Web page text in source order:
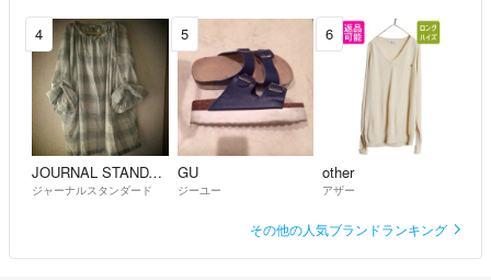
4
JOURNAL STANDARD
ジャーナルスタンダード
5
GU
ジーユー
6
other
アザー
その他の人気ブランドランキング